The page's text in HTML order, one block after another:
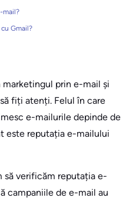
mail?
Gmail?
prin e-mail și
fiți atenți. Felul în care
e-mailurile depinde de
este reputația e-mailului
să verificăm reputația e-
campaniile de e-mail au